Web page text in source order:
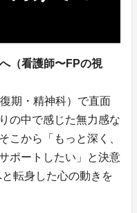
（看護師〜FPの視
期・精神科）で直面
の中で感じた無力感な
こから「もっと深く、
ポートしたい」と決意
転身した心の動きを